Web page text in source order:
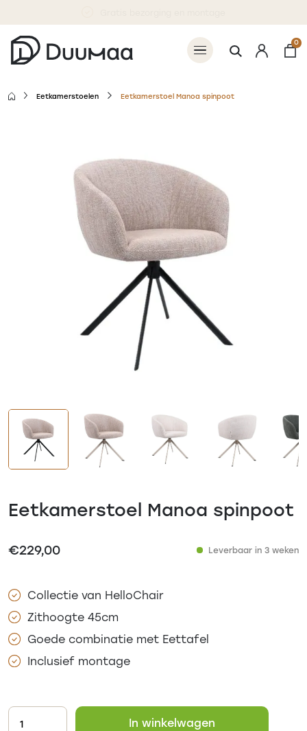
0
Eetkamerstoelen Eetkamerstoel Manoa spinpoot
Eetkamerstoel Manoa spinpoot
€229,00 Leverbaar in 3 weken
Collectie van HelloChair
Zithoogte 45cm
Goede combinatie met Eettafel
Inclusief montage
In winkelwagen